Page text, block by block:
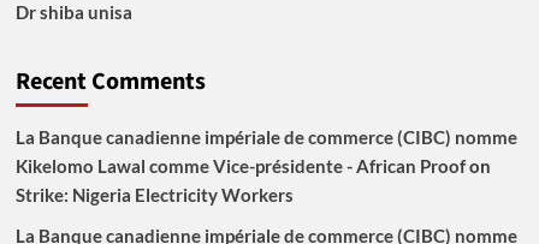
Dr shiba unisa
Recent Comments
La Banque canadienne impériale de commerce (CIBC) nomme
Kikelomo Lawal comme Vice-présidente - African Proofon
Strike: Nigeria Electricity Workers
La Banque canadienne impériale de commerce (CIBC) nomme